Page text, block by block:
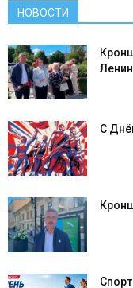
НОВОСТИ
С